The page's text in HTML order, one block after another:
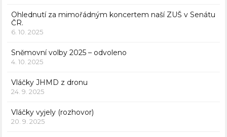
Ohlednutí za mimořádným koncertem naší ZUŠ v Senátu
ČR.
6. 10. 2025
Sněmovní volby 2025 – odvoleno
4. 10. 2025
Vláčky JHMD z dronu
24. 9. 2025
Vláčky vyjely (rozhovor)
20. 9. 2025